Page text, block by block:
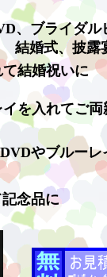
結婚祝いに
やブルー
念品に
、ブライダ
、ブ
を入れてご